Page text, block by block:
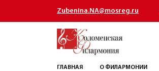
Zubenina.NA@mosreg.ru
ГЛАВНАЯ О ФИЛАРМОНИИ